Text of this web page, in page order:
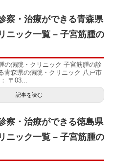
察・治療ができる青森県
ニック一覧 – 子宮筋腫の
の病院・クリニック 子宮筋腫の診
青森県の病院・クリニック 八戸市
〒03...
記事を読む
察・治療ができる徳島県
ニック一覧 – 子宮筋腫の